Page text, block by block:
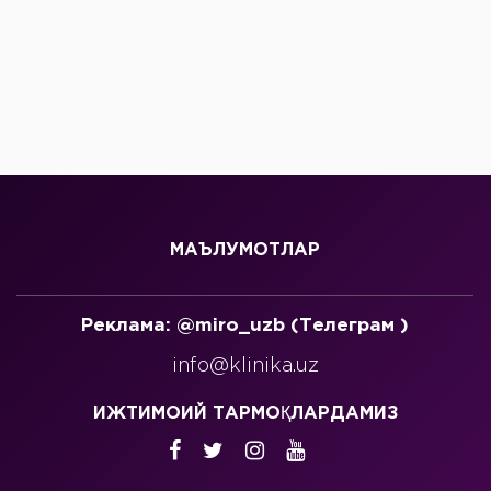
МАЪЛУМОТЛАР
Реклама: @miro_uzb (Телеграм )
info@klinika.uz
ИЖТИМОИЙ ТАРМОҚЛАРДАМИЗ